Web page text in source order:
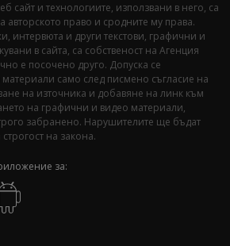
сайт и технологиите, използвани в него, са
авторското право и сродните му права.
интервюта и други текстови, графични и
в сайта, са собственост на Агенция
е посочено друго. Допуска се
материали само след писмено съгласие на
на източника и добавяне на линк към
на графични и видео материали,
забранено. Нарушителите ще бъдат
на закона.
за: